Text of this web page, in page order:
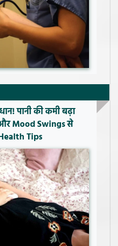
पानी की कमी बढ़ा
Mood Swings से
Tips